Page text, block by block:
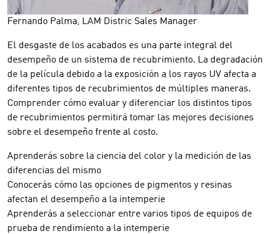
Fernando Palma, LAM Distric Sales Manager
El desgaste de los acabados es una parte integral del
desempeño de un sistema de recubrimiento. La degradación
de la película debido a la exposición a los rayos UV afecta a
diferentes tipos de recubrimientos de múltiples maneras.
Comprender cómo evaluar y diferenciar los distintos tipos
de recubrimientos permitirá tomar las mejores decisiones
sobre el desempeño frente al costo.
Aprenderás sobre la ciencia del color y la medición de las
diferencias del mismo
Conocerás cómo las opciones de pigmentos y resinas
afectan el desempeño a la intemperie
Aprenderás a seleccionar entre varios tipos de equipos de
prueba de rendimiento a la intemperie